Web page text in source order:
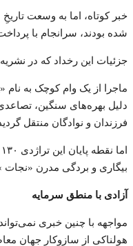
شده بودند، سرانجام با
جزئیات این رخداد که در نشریه
فرزندان و نوادگان منتقل
اما نقطه پایان این تراژدی ۱۳۰ ساله چگونه رقم خورد؟ «آرون هاچینگ»، از فعالان سازمان حقوق بشری
بیگاری و بردگی مدرن «نجات
آزادی با منطق سرمایه
هولناکی از سازوکار جهان